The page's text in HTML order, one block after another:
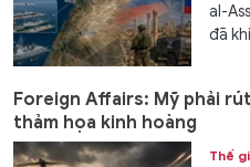
al-
đã
Foreign Affairs: Mỹ phải
thảm họa kinh hoàng
Thế